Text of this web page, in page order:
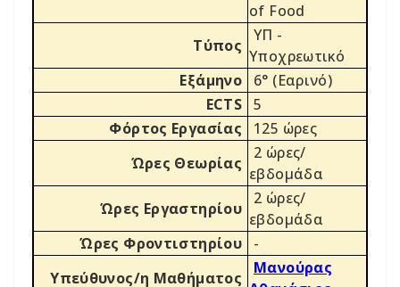
of Food
Τύπος
ΥΠ -
Υποχρεωτικό
Εξάμηνο
6° (Εαρινό)
ECTS 5
Φόρτος Εργασίας
125 ώρες
Ώρες Θεωρίας
2 ώρες/
εβδομάδα
Ώρες Εργαστηρίου
2 ώρες/
εβδομάδα
Ώρες Φροντιστηρίου
-
Υπεύθυνος/η Μαθήματος
Μανούρας